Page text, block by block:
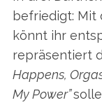
befriedigt: Mit
könnt ihr
repräsentiert
Happens,
My Power”